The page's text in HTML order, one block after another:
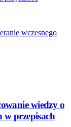
wczesnego
wiedzy o
w przepisach